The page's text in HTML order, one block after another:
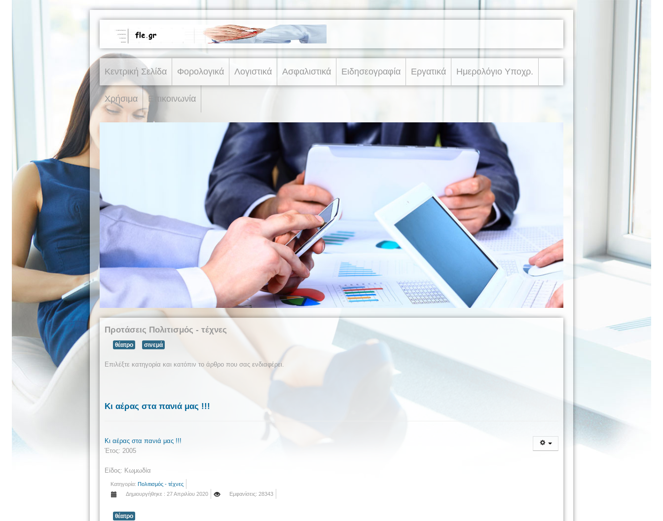
Κεντρική Σελίδα Φορολογικά Λογιστικά Ασφαλιστικά Ειδησεογραφία Εργατικά Ημερολόγιο Υποχρ.
Χρήσιμα Επικοινωνία
Προτάσεις Πολιτισμός - τέχνες
θέατρο σινεμά
Επιλέξτε κατηγορία και κατόπιν το άρθρο που σας ενδιαφέρει.
Κι αέρας στα πανιά μας !!!
Κι αέρας στα πανιά μας !!!
Έτος: 2005
Είδος: Κωμωδία
Κατηγορία: Πολιτισμός - τέχνες
Δημιουργήθηκε : 27 Απριλίου 2020
Εμφανίσεις: 28343
θέατρο